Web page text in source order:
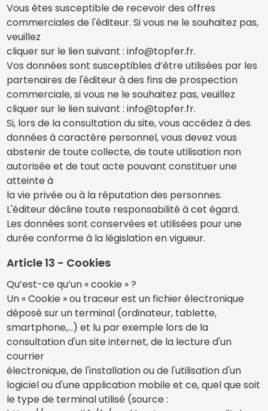
Vous êtes susceptible de recevoir des offres
commerciales de l'éditeur. Si vous ne le souhaitez pas,
veuillez
cliquer sur le lien suivant : info@topfer.fr.
Vos données sont susceptibles d’être utilisées par les
partenaires de l'éditeur à des fins de prospection
commerciale, si vous ne le souhaitez pas, veuillez
cliquer sur le lien suivant : info@topfer.fr.
Si, lors de la consultation du site, vous accédez à des
données à caractère personnel, vous devez vous
abstenir de toute collecte, de toute utilisation non
autorisée et de tout acte pouvant constituer une
atteinte à
la vie privée ou à la réputation des personnes.
L'éditeur décline toute responsabilité à cet égard.
Les données sont conservées et utilisées pour une
durée conforme à la législation en vigueur.
Article 13 - Cookies
Qu’est-ce qu’un « cookie » ?
Un « Cookie » ou traceur est un fichier électronique
déposé sur un terminal (ordinateur, tablette,
smartphone,…) et lu par exemple lors de la
consultation d'un site internet, de la lecture d'un
courrier
électronique, de l'installation ou de l'utilisation d'un
logiciel ou d'une application mobile et ce, quel que soit
le type de terminal utilisé (source :